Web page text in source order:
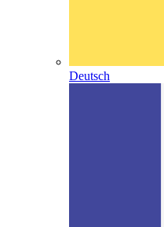
Deutsch